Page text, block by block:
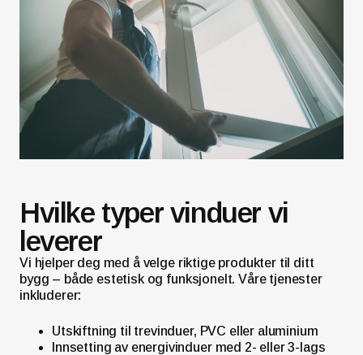
Hvilke typer vinduer vi
leverer
Vi hjelper deg med å velge riktige produkter til ditt
bygg – både estetisk og funksjonelt. Våre tjenester
inkluderer:
Utskiftning til trevinduer, PVC eller aluminium
Innsetting av energivinduer med 2- eller 3-lags